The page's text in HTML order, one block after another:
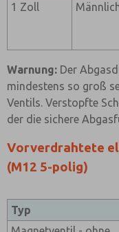
1 Zoll
Warnung: Der
mindestens so groß
Ventils. Verstopfte
der die sichere
Vorverdrahtete
(M12 5-polig)
Typ